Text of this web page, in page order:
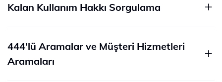
Kalan Kullanım Hakkı Sorgulama
444'lü Aramalar ve Müşteri Hizmetleri
Aramaları